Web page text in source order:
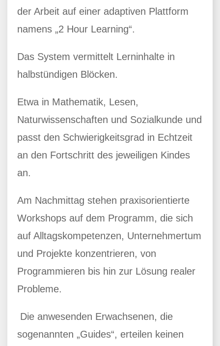
der Arbeit auf einer adaptiven Plattform
namens „2 Hour Learning“.
Das System vermittelt Lerninhalte in
halbstündigen Blöcken.
Etwa in Mathematik, Lesen,
Naturwissenschaften und Sozialkunde und
passt den Schwierigkeitsgrad in Echtzeit
an den Fortschritt des jeweiligen Kindes
an.
Am Nachmittag stehen praxisorientierte
Workshops auf dem Programm, die sich
auf Alltagskompetenzen, Unternehmertum
und Projekte konzentrieren, von
Programmieren bis hin zur Lösung realer
Probleme.
Die anwesenden Erwachsenen, die
sogenannten „Guides“, erteilen keinen